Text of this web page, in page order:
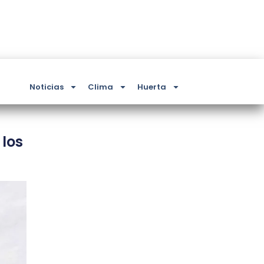
Noticias Clima Huerta